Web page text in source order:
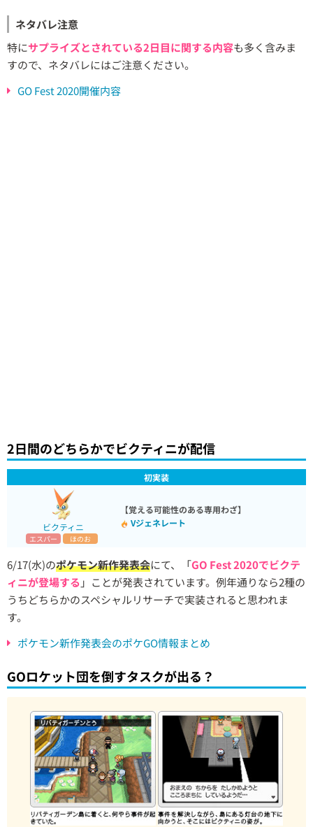
ネタバレ注意
特にサプライズとされている2日目に関する内容も多く含みま
すので、ネタバレにはご注意ください。
GO Fest 2020開催内容
2日間のどちらかでビクティニが配信
初実装
ビクティニ
エスパー ほのお
【覚える可能性のある専用わざ】
Vジェネレート
6/17(水)のポケモン新作発表会にて、「GO Fest 2020でビクテ
ィニが登場する 」ことが発表されています。例年通りなら2種の
うちどちらかのスペシャルリサーチで実装されると思われま
す。
ポケモン新作発表会のポケGO情報まとめ
GOロケット団を倒すタスクが出る？